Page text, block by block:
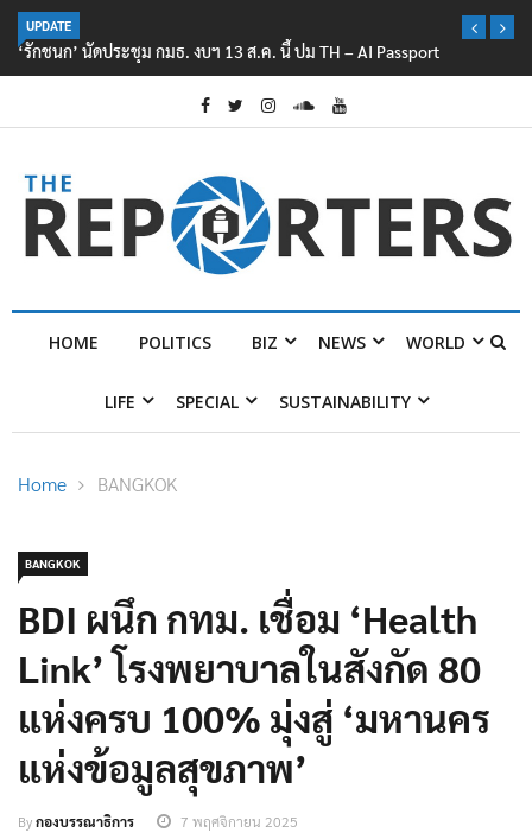
UPDATE
‘รักชนก’ นัดประชุม กมธ. งบฯ 13 ส.ค. นี้ ปม TH – AI Passport
HOME POLITICS BIZ NEWS WORLD
LIFE SPECIAL SUSTAINABILITY
Home BANGKOK
BANGKOK
BDI ผนึก กทม. เชื่อม ‘Health
Link’ โรงพยาบาลในสังกัด 80
แห่งครบ 100% มุ่งสู่ ‘มหานคร
แห่งข้อมูลสุขภาพ’
Byกองบรรณาธิการ 7 พฤศจิกายน 2025